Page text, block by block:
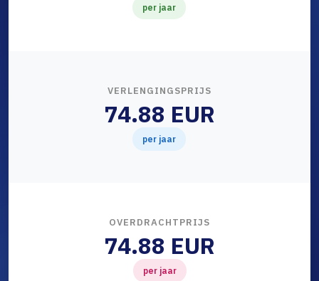
per jaar
VERLENGINGSPRIJS
74.88 EUR
per jaar
OVERDRACHTPRIJS
74.88 EUR
per jaar